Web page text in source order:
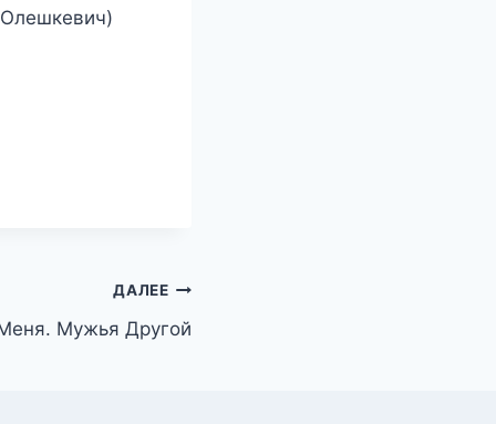
ДАЛЕЕ
Мужья Другой